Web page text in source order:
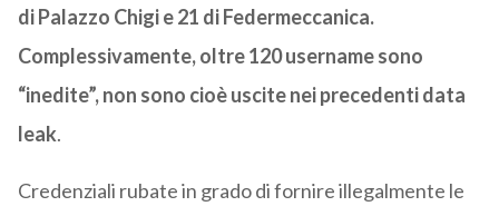
di Palazzo Chigi e 21 di Federmeccanica.
Complessivamente, oltre 120 username sono
“inedite”, non sono cioè uscite nei precedenti data
leak.
Credenziali rubate in grado di fornire illegalmente le